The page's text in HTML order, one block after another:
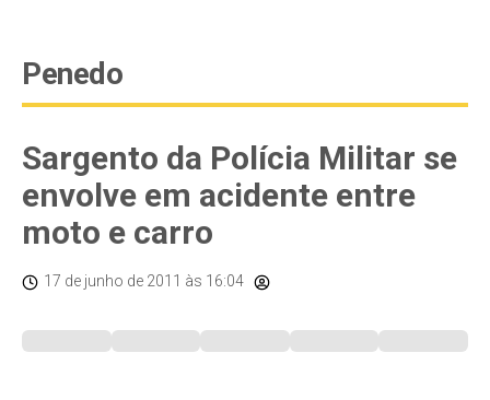
Penedo
Sargento da Polícia Militar se
envolve em acidente entre
moto e carro
17 de junho de 2011 às 16:04